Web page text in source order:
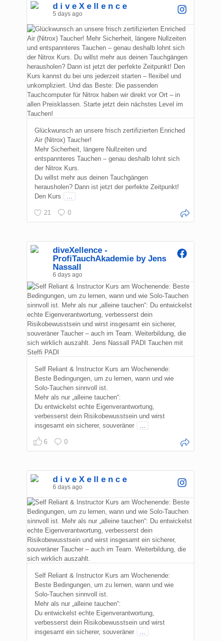
d i v e X e ll e n c e
5 days ago
Glückwunsch an unsere frisch zertifizierten Enriched
Air (Nitrox) Taucher!
Mehr Sicherheit, längere Nullzeiten und
entspannteres Tauchen – genau deshalb lohnt sich
der Nitrox Kurs.
Du willst mehr aus deinen Tauchgängen
herausholen? Dann ist jetzt der perfekte Zeitpunkt!
Den Kurs
21 0
diveXellence -
ProfiTauchAkademie by Jens
Nassall
6 days ago
Self Reliant & Instructor Kurs am Wochenende:
Beste Bedingungen, um zu lernen, wann und wie
Solo-Tauchen sinnvoll ist.
Mehr als nur „alleine tauchen“:
Du entwickelst echte Eigenverantwortung,
verbesserst dein Risikobewusstsein und wirst
insgesamt ein sicherer, souveräner
6 0
d i v e X e ll e n c e
6 days ago
Self Reliant & Instructor Kurs am Wochenende:
Beste Bedingungen, um zu lernen, wann und wie
Solo-Tauchen sinnvoll ist.
Mehr als nur „alleine tauchen“:
Du entwickelst echte Eigenverantwortung,
verbesserst dein Risikobewusstsein und wirst
insgesamt ein sicherer, souveräner